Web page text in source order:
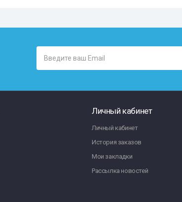
Личный кабинет
Личный кабинет
История заказов
Мои закладки
Рассылка новостей